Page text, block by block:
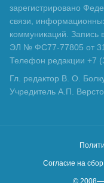
зарегистрировано
связи,
коммуникаций. Запись
ЭЛ № ФС77-77805 от
Телефон редакции +7
Гл. редактор В. О.
Учредитель А.П.
Согласие на
© 2008—